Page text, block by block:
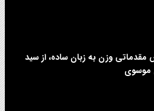
مقدماتی وزن به زبان ساده، از سید
موسوی